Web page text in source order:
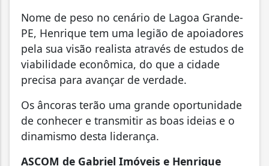
Nome de peso no cenário de Lagoa Grande-
PE, Henrique tem uma legião de apoiadores
pela sua visão realista através de estudos de
viabilidade econômica, do que a cidade
precisa para avançar de verdade.
Os âncoras terão uma grande oportunidade
de conhecer e transmitir as boas ideias e o
dinamismo desta liderança.
ASCOM de Gabriel Imóveis e Henrique